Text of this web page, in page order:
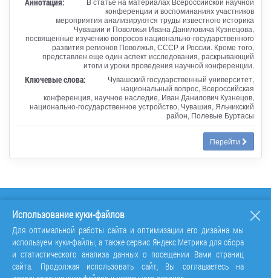
конференции и воспоминаниях участников
мероприятия анализируются труды известного историка
Чувашии и Поволжья Ивана Даниловича Кузнецова,
посвященные изучению вопросов национально-государственного
развития регионов Поволжья, СССР и России. Кроме того,
представлен еще один аспект исследования, раскрывающий
итоги и уроки проведения научной конференции.
Ключевые слова:
Чувашский государственный университет,
национальный вопрос, Всероссийская
конференция, научное наследие, Иван Данилович Кузнецов,
национально-государственное устройство, Чувашия, Яльчикский
район, Полевые Буртасы
Перейти
Использование куки-файлов
Для оптимальной работы сайта и оптимизации его дизайна мы
используем куки-файлы, а также сервис Яндекс.Метрика для сбора
и статистического анализа данных о посещении Вами страниц
сайта. Продолжая использовать сайт, Вы соглашаетесь на